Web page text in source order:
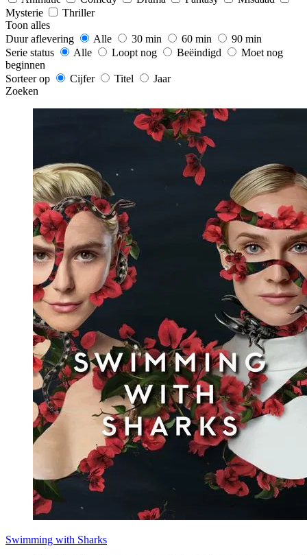
Mysterie
Thriller
Toon alles
Duur aflevering
Alle 30 min 60 min
90 min
Serie status
Alle Loopt nog Beëindigd
Moet nog
beginnen
Sorteer op
Cijfer Titel
Jaar
Zoeken
Swimming with Sharks